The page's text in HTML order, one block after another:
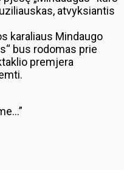
atvyksiantis
karaliaus Mindaugo
bus rodomas prie
premjera